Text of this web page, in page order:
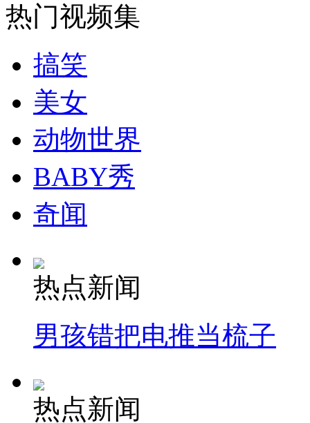
走！跟着总书记去植树
消防员救轻生者
纽约上演“枕头大战”
司机酒驾遇交警 急速倒车逃窜
热门视频集
搞笑
美女
动物世界
BABY秀
奇闻
热点新闻
男孩错把电推当梳子
热点新闻